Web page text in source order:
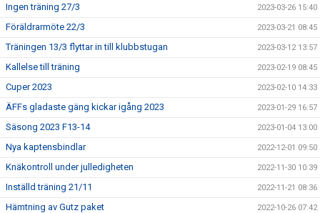
Ingen träning 27/3 2023-03-26 15:40
Föräldrarmöte 22/3 2023-03-21 08:45
Träningen 13/3 flyttar in till klubbstugan 2023-03-12 13:57
Kallelse till träning 2023-02-19 08:45
Cuper 2023 2023-02-10 14:33
ÄFFs gladaste gäng kickar igång 2023 2023-01-29 16:57
Säsong 2023 F13-14 2023-01-04 13:00
Nya kaptensbindlar 2022-12-01 09:50
Knäkontroll under julledigheten 2022-11-30 10:39
Inställd träning 21/11 2022-11-21 08:36
Hämtning av Gutz paket 2022-10-26 07:42